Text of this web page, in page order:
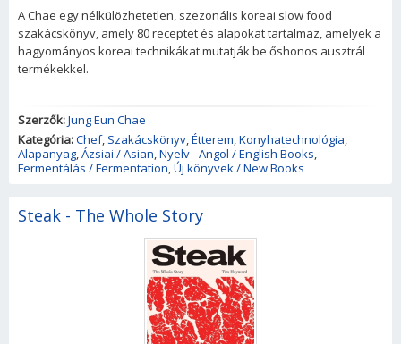
A Chae egy nélkülözhetetlen, szezonális koreai slow food
szakácskönyv, amely 80 receptet és alapokat tartalmaz, amelyek a
hagyományos koreai technikákat mutatják be őshonos ausztrál
termékekkel.
Szerzők:Jung Eun Chae
Kategória:Chef, Szakácskönyv,Étterem,Konyhatechnológia,
Alapanyag,Ázsiai / Asian,Nyelv - Angol / English Books,
Fermentálás / Fermentation,Új könyvek / New Books
Steak - The Whole Story